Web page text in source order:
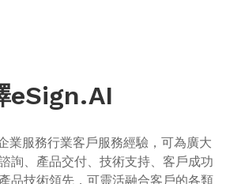
eSign.AI
業服務行業客戶服務經驗，可為廣大
詢、產品交付、技術支持、客戶成功
品技術領先，可靈活融合客戶的各類